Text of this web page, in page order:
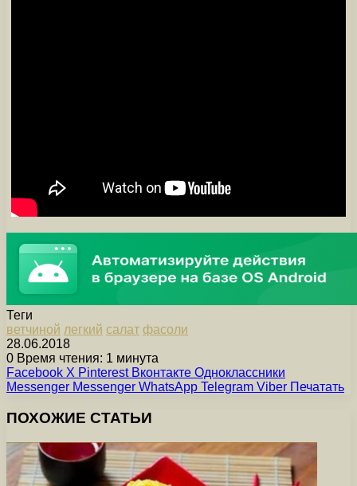
Теги
ветчиной легкий салат фасоли
28.06.2018
0 Время чтения: 1 минута
Facebook X Pinterest Вконтакте Одноклассники
Messenger Messenger WhatsApp Telegram Viber Печатать
ПОХОЖИЕ СТАТЬИ